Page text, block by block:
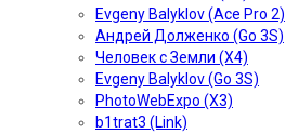
Evgeny Balyklov (Ace Pro 2)
Андрей Долженко (Go 3S)
Человек с Земли (X4)
Evgeny Balyklov (Go 3S)
PhotoWebExpo (X3)
b1trat3 (Link)